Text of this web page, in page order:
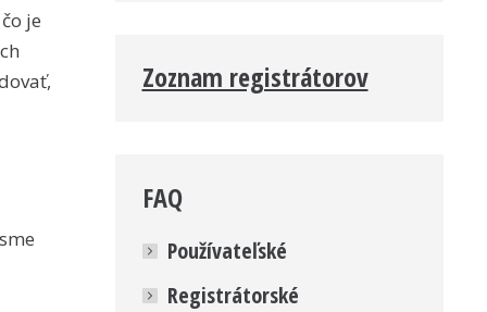
čo je
Zoznam registrátorov
FAQ
Používateľské
Registrátorské